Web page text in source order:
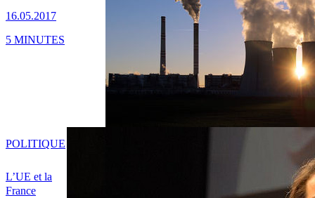
16.05.2017
5 MINUTES
L’UE et la
France
POLITIQUE